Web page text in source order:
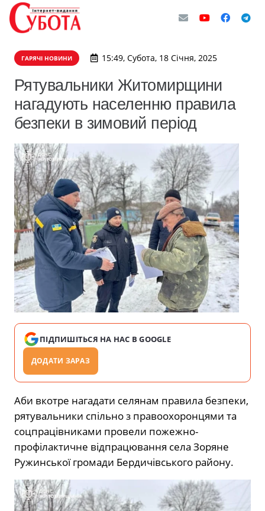
ГАРЯЧІ НОВИНИ 15:49, Субота, 18 Січня, 2025
Рятувальники Житомирщини
нагадують населенню правила
безпеки в зимовий період
ПІДПИШІТЬСЯ НА НАС В GOOGLE
ДОДАТИ ЗАРАЗ
Аби вкотре нагадати селянам правила безпеки,
рятувальники спільно з правоохоронцями та
соцпрацівниками провели пожежно-
профілактичне відпрацювання села Зоряне
Ружинської громади Бердичівського району.